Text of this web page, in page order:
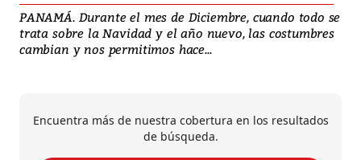
PANAMÁ. Durante el mes de Diciembre, cuando todo se
trata sobre la Navidad y el año nuevo, las costumbres
cambian y nos permitimos hace...
Encuentra más de nuestra cobertura en los resultados
de búsqueda.